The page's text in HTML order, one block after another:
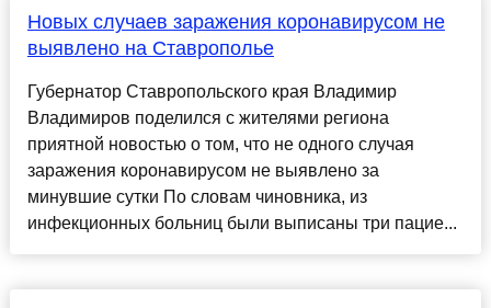
Новых случаев заражения коронавирусом не
выявлено на Ставрополье
Губернатор Ставропольского края Владимир
Владимиров поделился с жителями региона
приятной новостью о том, что не одного случая
заражения коронавирусом не выявлено за
минувшие сутки По словам чиновника, из
инфекционных больниц были выписаны три пацие...